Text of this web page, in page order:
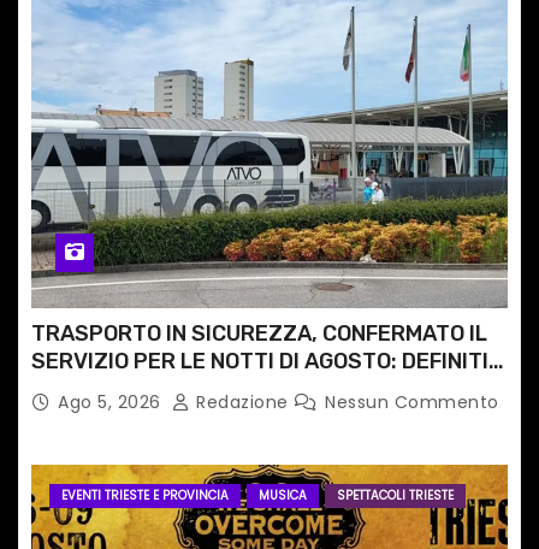
TRASPORTO IN SICUREZZA, CONFERMATO IL
SERVIZIO PER LE NOTTI DI AGOSTO: DEFINITI
PERCORSI, FERMATE E ORARIO
Ago 5, 2026 Redazione Nessun Commento
EVENTI TRIESTE E PROVINCIA MUSICA SPETTACOLI TRIESTE